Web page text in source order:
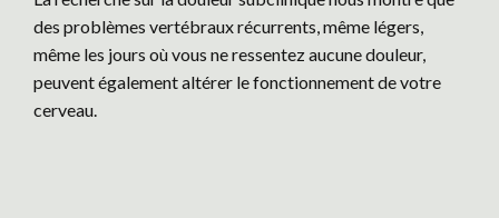
des problèmes vertébraux récurrents, même légers,
même les jours où vous ne ressentez aucune douleur,
peuvent également altérer le fonctionnement de votre
cerveau.